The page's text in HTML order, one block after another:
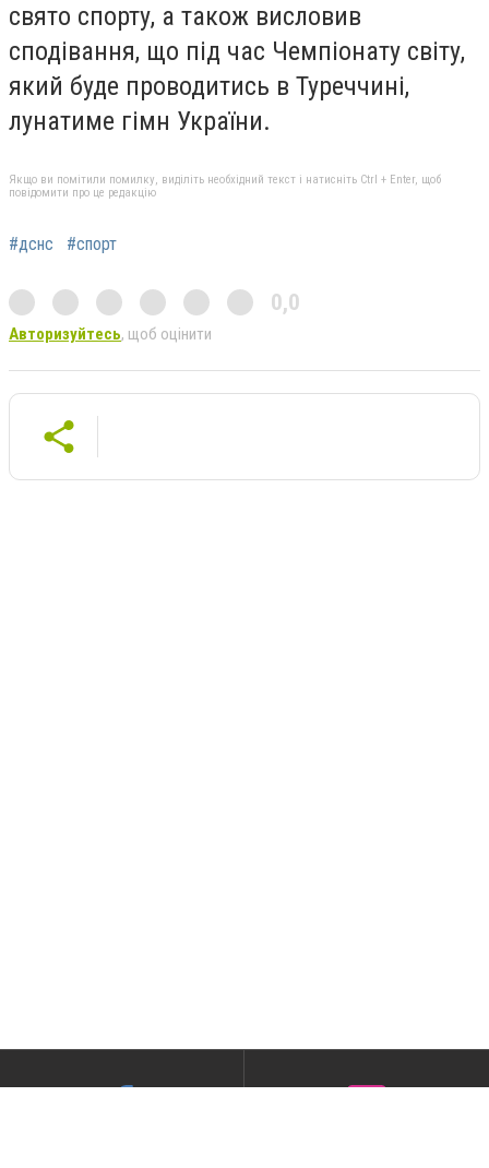
свято спорту, а також висловив
сподівання, що під час Чемпіонату світу,
який буде проводитись в Туреччині,
лунатиме гімн України.
Якщо ви помітили помилку, виділіть необхідний текст і натисніть Ctrl + Enter, щоб
повідомити про це редакцію
#дснс #спорт
0,0
Авторизуйтесь, щоб оцінити